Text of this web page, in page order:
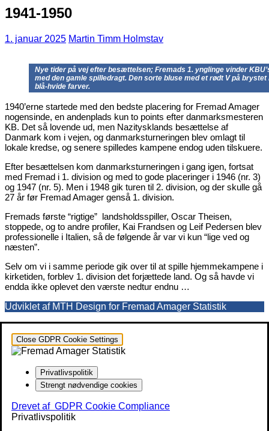
1941-1950
1. januar 2025 Martin Timm Holmstav
Nye tider på vej efter besættelsen; Fremads 1. ynglinge vinder
med den gamle spilledragt. Den sorte bluse med et rødt V på
blå-hvide farver.
1940’erne startede med den bedste placering for Fremad Amager
nogensinde, en andenplads kun to points efter danmarksmesteren
KB. Det så lovende ud, men Nazitysklands besættelse af
Danmark kom i vejen, og danmarksturneringen blev omlagt til
lokale kredse, og senere spilledes kampene endog uden tilskuere.
Efter besættelsen kom danmarksturneringen i gang igen, fortsat
med Fremad i 1. division og med to gode placeringer i 1946 (nr. 3)
og 1947 (nr. 5). Men i 1948 gik turen til 2. division, og der skulle gå
27 år før Fremad Amager genså 1. division.
Fremads første “rigtige” landsholdsspiller, Oscar Theisen,
stoppede, og to andre profiler, Kai Frandsen og Leif Pedersen blev
professionelle i Italien, så de følgende år var vi kun “lige ved og
næsten”.
Selv om vi i samme periode gik over til at spille hjemmekampene i
kirketiden, forblev 1. division det forjættede land. Og så havde vi
endda ikke oplevet den værste nedtur endnu …
Udviklet af MTH Design for Fremad Amager Statistik
Close GDPR Cookie Settings
Privatlivspolitik
Strengt nødvendige cookies
Drevet af GDPR Cookie Compliance
Privatlivspolitik